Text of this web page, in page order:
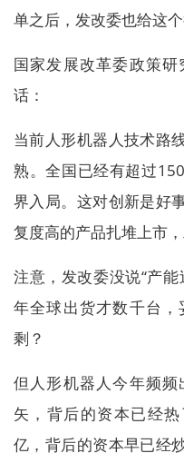
单之后，发改委也给这个
国家发展改革委政策
话：
当前人形机器人技术路
熟。全国已经有超过
界入局。这对创新是好
复度高的产品扎堆上市
注意，发改委没说“产
年全球出货才数千台
剩？
但人形机器人今年频
矢，背后的资本已经
亿，背后的资本早已经